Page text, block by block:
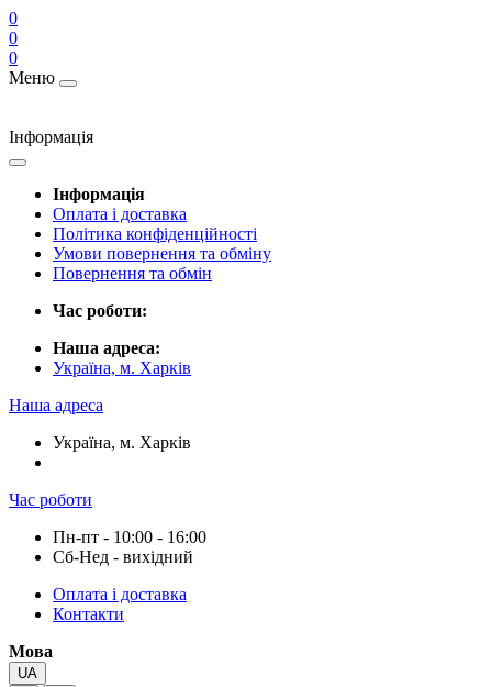
0
0
0
Меню
Інформація
Інформація
Оплата і доставка
Політика конфіденційності
Умови повернення та обміну
Повернення та обмін
Час роботи:
Наша адреса:
Україна, м. Харків
Наша адреса
Україна, м. Харків
Час роботи
Пн-пт - 10:00 - 16:00
Сб-Нед - вихідний
Оплата і доставка
Контакти
Мова
UA